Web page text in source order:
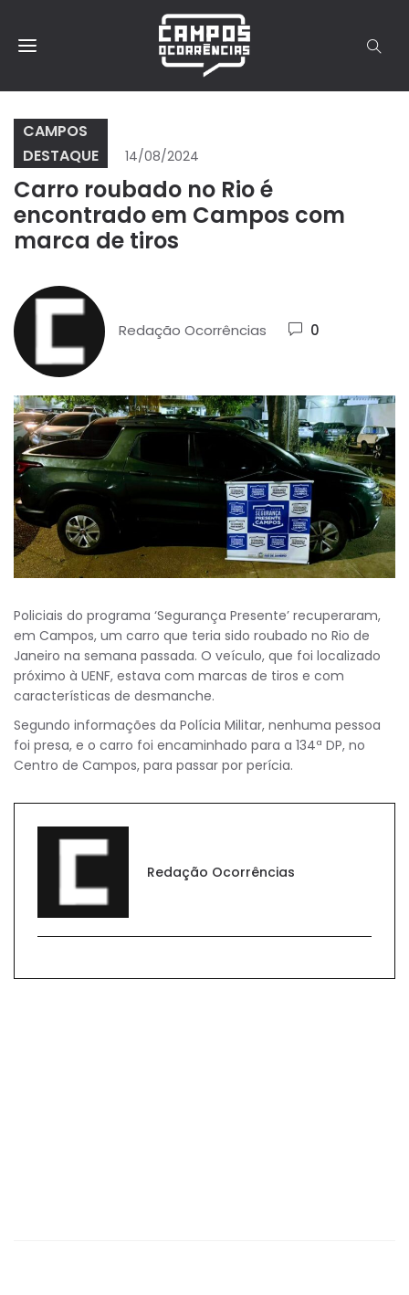
CAMPOS
DESTAQUE
14/08/2024
Carro roubado no Rio é
encontrado em Campos com
marca de tiros
Redação Ocorrências 0
Policiais do programa ‘Segurança Presente’ recuperaram,
em Campos, um carro que teria sido roubado no Rio de
Janeiro na semana passada. O veículo, que foi localizado
próximo à UENF, estava com marcas de tiros e com
características de desmanche.
Segundo informações da Polícia Militar, nenhuma pessoa
foi presa, e o carro foi encaminhado para a 134ª DP, no
Centro de Campos, para passar por perícia.
Redação Ocorrências